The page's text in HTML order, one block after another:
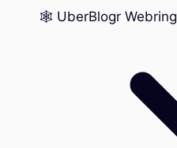
🕸️ UberBlogr Webring